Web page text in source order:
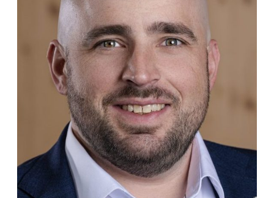
©Simon Engelbert